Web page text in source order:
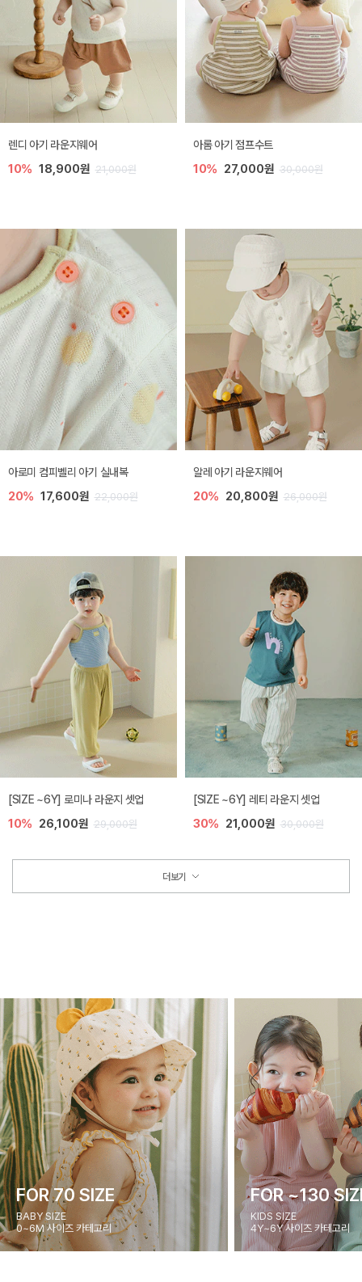
렌디 아기 라운지웨어
10% 18,900원 21,000원
아롬 아기 점프수트
10% 27,000원 30,000원
아로미 컴피벨리 아기 실내복
20% 17,600원 22,000원
알레 아기 라운지웨어
20% 20,800원 26,000원
[SIZE ~6Y] 로미나 라운지 셋업
10% 26,100원 29,000원
[SIZE ~6Y] 레티 라운지 셋업
30% 21,000원 30,000원
더보기
FOR 70 SIZE
BABY SIZE
0~6M 사이즈 카테고리
FOR ~130
KIDS SIZE
4Y~6Y 사이즈 카테고리